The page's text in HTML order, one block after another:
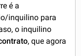
é a
inquilino para
o inquilino
, que agora